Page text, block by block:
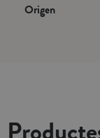
Origen